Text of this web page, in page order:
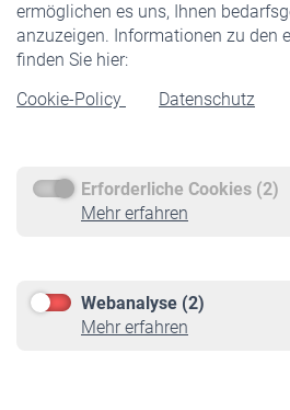
ermöglichen es uns, Ihnen
anzuzeigen. Informationen zu den
finden Sie hier:
Cookie-Policy
Datenschutz
Erforderliche Cookies (2)
Mehr erfahren
Webanalyse (2)
Mehr erfahren
Rentner
Rentenbeginn
Rente beantragen
Service
Informationen
Online-Rechner
VBLnewsletter